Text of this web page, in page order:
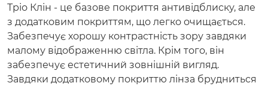
Тріо Клін - це базове покриття антивідблиску, але
з додатковим покриттям, що легко очищається.
Забезпечує хорошу контрастність зору завдяки
малому відображенню світла. Крім того, він
забезпечує естетичний зовнішній вигляд.
Завдяки додатковому покриттю лінза брудниться